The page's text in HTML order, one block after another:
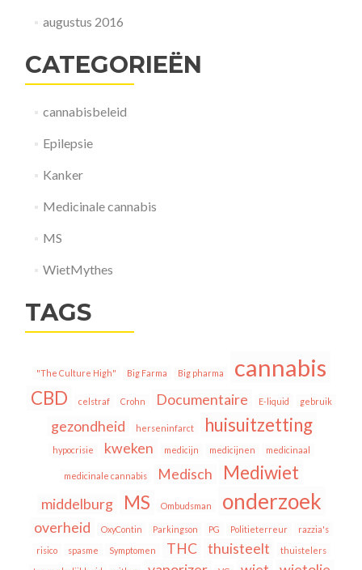
augustus 2016
CATEGORIEËN
cannabisbeleid
Epilepsie
Kanker
Medicinale cannabis
MS
WietMythes
TAGS
"The Culture High" Big Farma Big pharma cannabis
CBD celstraf Crohn Documentaire E-liquid gebruik
gezondheid herseninfarct huisuitzetting
hypocrisie kweken medicijn medicijnen medicinaal
medicinale cannabis Medisch Mediwiet
middelburg MS Ombudsman onderzoek
overheid OxyContin Parkingson PG Politieterreur
razzia's
risico
spasme Symptomen THC thuisteelt
thuistelers